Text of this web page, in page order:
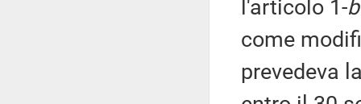
l'articolo 1-
come
prevedeva